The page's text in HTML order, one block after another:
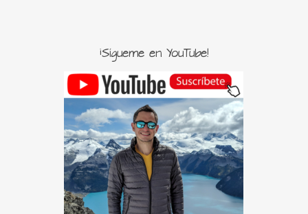
¡Sígueme en YouTube!